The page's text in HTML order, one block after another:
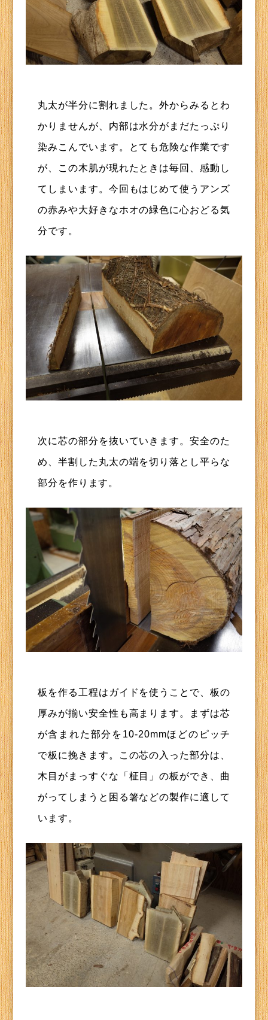
丸太が半分に割れました。外からみるとわ
かりませんが、内部は水分がまだたっぷり
染みこんでいます。とても危険な作業です
が、この木肌が現れたときは毎回、感動し
てしまいます。今回もはじめて使うアンズ
の赤みや大好きなホオの緑色に心おどる気
分です。
次に芯の部分を抜いていきます。安全のた
め、半割した丸太の端を切り落とし平らな
部分を作ります。
板を作る工程はガイドを使うことで、板の
厚みが揃い安全性も高まります。まずは芯
が含まれた部分を10-20mmほどのピッチ
で板に挽きます。この芯の入った部分は、
木目がまっすぐな「柾目」の板ができ、曲
がってしまうと困る箸などの製作に適して
います。